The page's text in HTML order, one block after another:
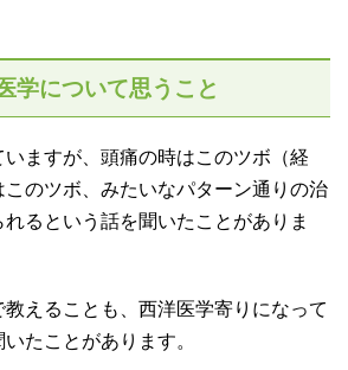
学について思うこと
ますが、頭痛の時はこのツボ（経
のツボ、みたいなパターン通りの治
るという話を聞いたことがありま
えることも、西洋医学寄りになって
たことがあります。